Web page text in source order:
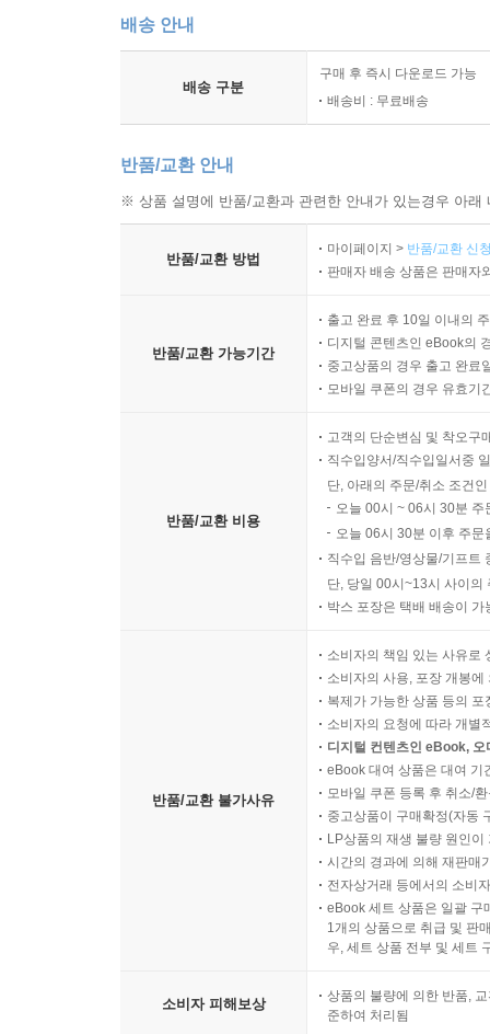
배송 안내
배송 구분
구매 후 즉시 다운로드 가능
배송비 : 무료배송
반품/교환 안내
※ 상품 설명에 반품/교환과 관련한 안내가 있는경우 아
반품/교환 방법
마이페이지 > 반품/교환 신
판매자 배송 상품은 판매자
반품/교환 가능기간
출고 완료 후 10일 이내의
디지털 콘텐츠인 eBook의
중고상품의 경우 출고 완료
모바일 쿠폰의 경우 유효기
반품/교환 비용
고객의 단순변심 및 착오구
직수입양서/직수입일서중
단, 아래의 주문/취소 조건
오늘 00시 ~ 06시 30분
오늘 06시 30분 이후 주
직수입 음반/영상물/기프트
단, 당일 00시~13시 사이의
박스 포장은 택배 배송이
반품/교환 불가사유
소비자의 책임 있는 사유로
소비자의 사용, 포장 개봉
복제가 가능한 상품 등의
소비자의 요청에 따라 개별
디지털 컨텐츠인 eBook,
eBook 대여 상품은 대여 기
모바일 쿠폰 등록 후 취소/
중고상품이 구매확정(자동
LP상품의 재생 불량 원인
시간의 경과에 의해 재판매
전자상거래 등에서의 소비
eBook 세트 상품은 일괄 구
1개의 상품으로 취급 및 판
우, 세트 상품 전부 및 세트
소비자 피해보상
상품의 불량에 의한 반품,
준하여 처리됨